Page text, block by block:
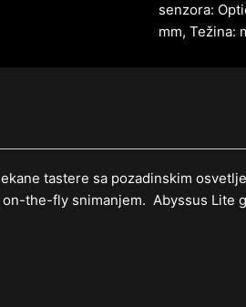
senzora:
mm, Težina:
tastere sa pozadinskim
the-fly snimanjem. Abyssus Lite